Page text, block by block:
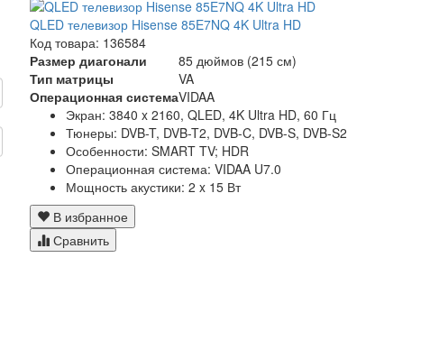
QLED телевизор Hisense 85E7NQ 4K Ultra HD
Код товара: 136584
Размер диагонали
85 дюймов (215 см)
Тип матрицы
VA
Операционная системаVIDAA
Экран: 3840 x 2160, QLED, 4K Ultra HD, 60 Гц
Тюнеры: DVB-T, DVB-T2, DVB-C, DVB-S, DVB-S2
Особенности: SMART TV; HDR
Операционная система: VIDAA U7.0
Мощность акустики: 2 x 15 Вт
В избранное
Сравнить